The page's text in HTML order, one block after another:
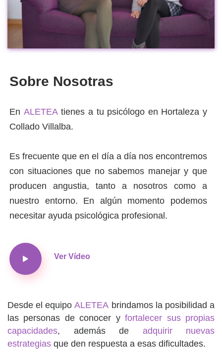
Sobre Nosotras
En ALETEAtienes a tu psicólogo en Hortaleza y
Collado Villalba.
Es frecuente que en el día a día nos encontremos
con situaciones que no sabemos manejar y que
producen angustia, tanto a nosotros como a
nuestro entorno. En algún momento podemos
necesitar ayuda psicológica profesional.
Ver Vídeo
Desde el equipoALETEA brindamos la posibilidad a
las personas de conocer yfortalecer sus propias
capacidades, además de adquirir nuevas
estrategias que den respuesta a esas dificultades.